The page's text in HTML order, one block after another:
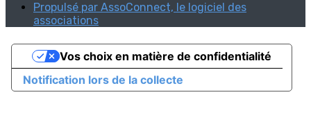
Propulsé par AssoConnect, le logiciel des
associations
Notification lors de la collecte
Vos choix en matière de confidentialité